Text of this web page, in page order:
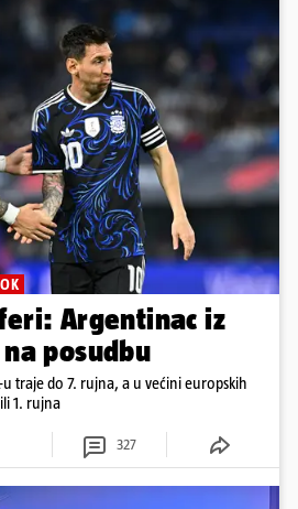
Argentinac iz
posudbu
traje do 7. rujna, a u većini europskih
1. rujna
327